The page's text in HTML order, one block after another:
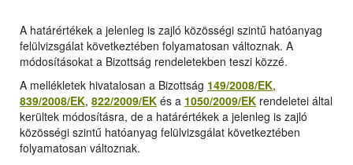
A határértékek a jelenleg is zajló közösségi szintű hatóanyag
felülvizsgálat következtében folyamatosan változnak. A
módosításokat a Bizottság rendeletekben teszi közzé.
A mellékletek hivatalosan a Bizottság 149/2008/EK,
839/2008/EK, 822/2009/EK és a 1050/2009/EK rendeletei által
kerültek módosításra, de a határértékek a jelenleg is zajló
közösségi szintű hatóanyag felülvizsgálat következtében
folyamatosan változnak.